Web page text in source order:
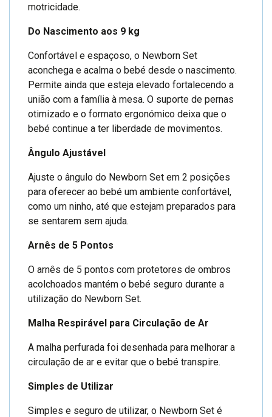
motricidade.
Do Nascimento aos 9 kg
Confortável e espaçoso, o Newborn Set
aconchega e acalma o bebé desde o nascimento.
Permite ainda que esteja elevado fortalecendo a
união com a família à mesa. O suporte de pernas
otimizado e o formato ergonómico deixa que o
bebé continue a ter liberdade de movimentos.
Ângulo Ajustável
Ajuste o ângulo do Newborn Set em 2 posições
para oferecer ao bebé um ambiente confortável,
como um ninho, até que estejam preparados para
se sentarem sem ajuda.
Arnês de 5 Pontos
O arnês de 5 pontos com protetores de ombros
acolchoados mantém o bebé seguro durante a
utilização do Newborn Set.
Malha Respirável para Circulação de Ar
A malha perfurada foi desenhada para melhorar a
circulação de ar e evitar que o bebé transpire.
Simples de Utilizar
Simples e seguro de utilizar, o Newborn Set é